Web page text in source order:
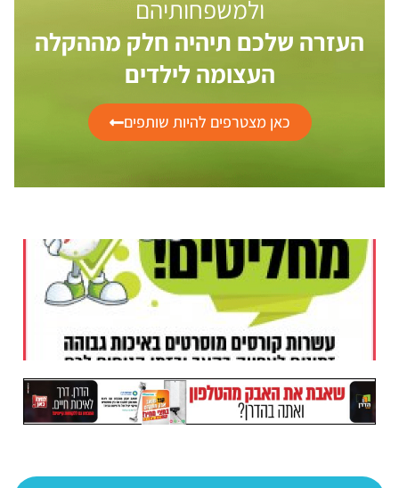
ולמשפחותיהם
העזרה שלכם תיהיה חלק מההקלה
העצומה לילדים
כאן מצטרפים להיות שותפים